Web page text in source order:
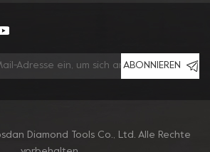
ABONNIEREN
Diamond Tools Co., Ltd. Alle Rechte